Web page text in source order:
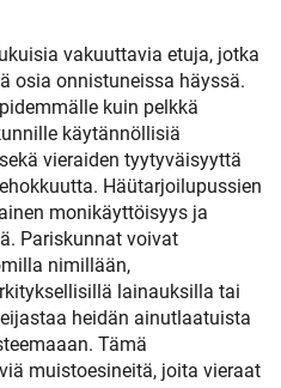
vakuuttavia etuja, jotka
osia onnistuneissa häyssä.
kuin pelkkä
käytännöllisiä
vieraiden tyytyväisyyttä
Häütarjoilupussien
monikäyttöisyys ja
Pariskunnat voivat
nimillään,
lainauksilla tai
heidän ainutlaatuista
Tämä
muistoesineitä, joita vieraat